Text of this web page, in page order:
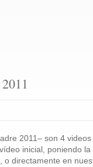
2011– son 4
inicial, poniendo
o directamente en